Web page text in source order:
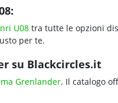
U08 tra tutte le opzioni
per te.
su Blackcircles.it
Grenlander. Il catalogo